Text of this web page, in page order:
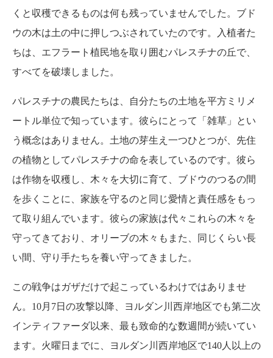
くと収穫できるものは何も残っていませんでした。ブド
ウの木は土の中に押しつぶされていたのです。入植者た
ちは、エフラート植民地を取り囲むパレスチナの丘で、
すべてを破壊しました。
パレスチナの農民たちは、自分たちの土地を平方ミリメ
ートル単位で知っています。彼らにとって「雑草」とい
う概念はありません。土地の芽生え一つひとつが、先住
の植物としてパレスチナの命を表しているのです。彼ら
は作物を収穫し、木々を大切に育て、ブドウのつるの間
を歩くことに、家族を守るのと同じ愛情と責任感をもっ
て取り組んでいます。彼らの家族は代々これらの木々を
守ってきており、オリーブの木々もまた、同じくらい長
い間、守り手たちを養い守ってきました。
この戦争はガザだけで起こっているわけではありませ
ん。10月7日の攻撃以降、ヨルダン川西岸地区でも第二次
インティファーダ以来、最も致命的な数週間が続いてい
ます。火曜日までに、ヨルダン川西岸地区で140人以上の